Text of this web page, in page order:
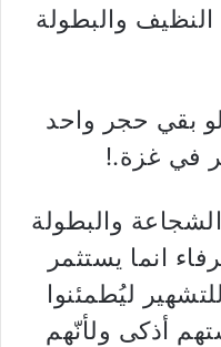
والبطولة
بقي حجر واحد
في غزة.!
والبطولة
انما يستثمر
ليُطمئنوا
أذكى ولأنّهم